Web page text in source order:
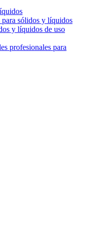
sólidos y líquidos
y líquidos de uso
profesionales para